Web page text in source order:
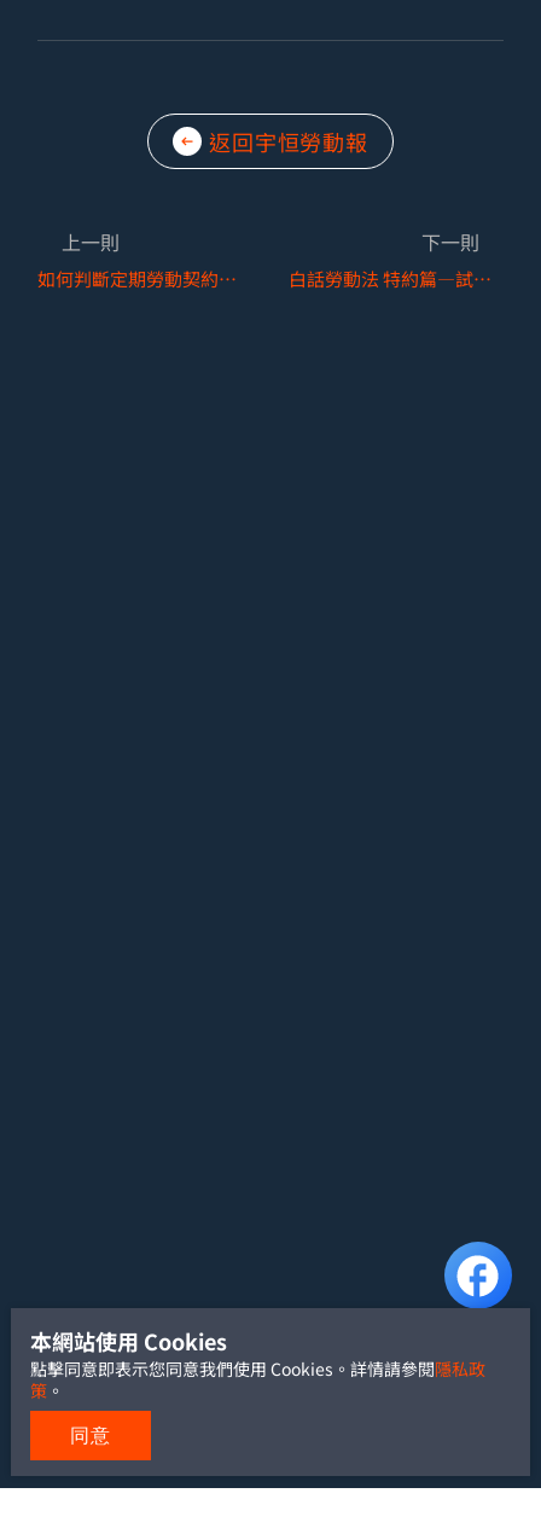
返回宇恒勞動報
上一則
如何判斷定期勞動契約之簽訂要件：「非繼續性工作」？
下一則
白話勞動法 特約篇—試用期實務操作概念
本網站使用 Cookies
點擊同意即表示您同意我們使用 Cookies。詳情請參閱隱私政
策。
同意